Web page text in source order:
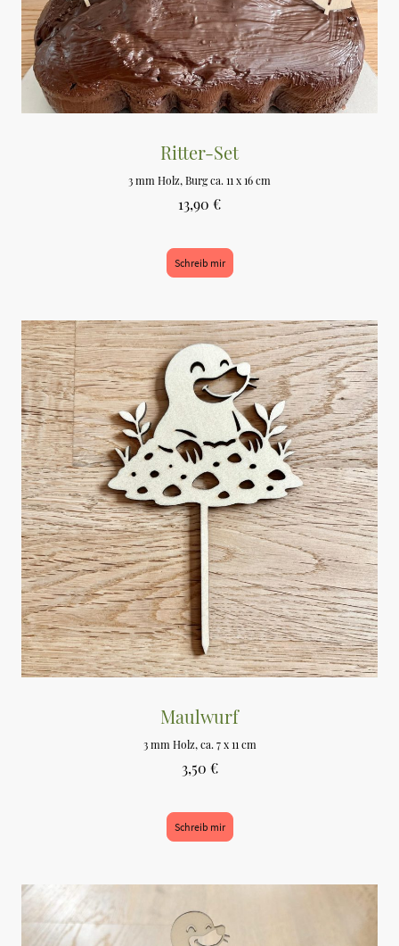
Ritter-Set
3 mm Holz, Burg ca. 11 x 16 cm
13,90 €
Schreib mir
Maulwurf
3 mm Holz, ca. 7 x 11 cm
3,50 €
Schreib mir